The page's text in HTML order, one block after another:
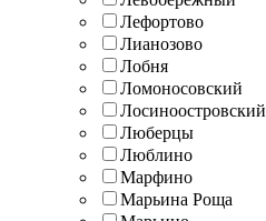
Лефортово
Лианозово
Лобня
Ломоносовский
Лосиноостровский
Люберцы
Люблино
Марфино
Марьина Роща